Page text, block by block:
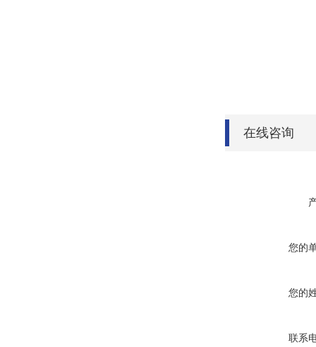
在线咨询
您的
您的
联系